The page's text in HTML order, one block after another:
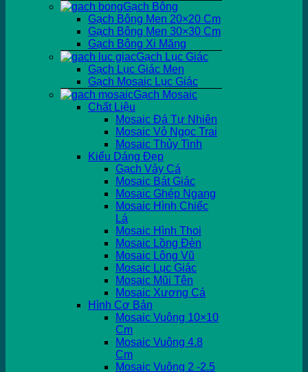
Gạch Bông
Gạch Bông Men 20×20 Cm
Gạch Bông Men 30×30 Cm
Gạch Bông Xi Măng
Gạch Lục Giác
Gạch Lục Giác Men
Gạch Mosaic Lục Giác
Gạch Mosaic
Chất Liệu
Mosaic Đá Tự Nhiên
Mosaic Vỏ Ngọc Trai
Mosaic Thủy Tinh
Kiểu Dáng Đẹp
Gạch Vảy Cá
Mosaic Bát Giác
Mosaic Ghép Ngang
Mosaic Hình Chiếc
Lá
Mosaic Hình Thoi
Mosaic Lồng Đèn
Mosaic Lông Vũ
Mosaic Lục Giác
Mosaic Mũi Tên
Mosaic Xương Cá
Hình Cơ Bản
Mosaic Vuông 10×10
Cm
Mosaic Vuông 4.8
Cm
Mosaic Vuông 2 -2.5